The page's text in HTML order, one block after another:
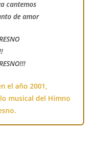
cantemos
de amor
el año 2001,
musical del Himno